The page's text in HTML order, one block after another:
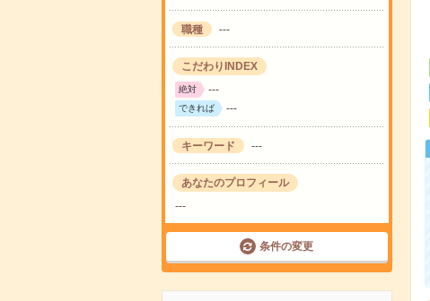
職種 ---
こだわりINDEX
絶対 ---
できれば ---
キーワード ---
あなたのプロフィール
---
条件の変更